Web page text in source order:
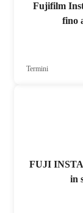
Fujifilm
fino
Termini
FUJI
in